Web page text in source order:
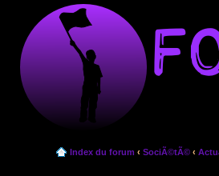
Index du forum ‹ SociÃ©tÃ© ‹